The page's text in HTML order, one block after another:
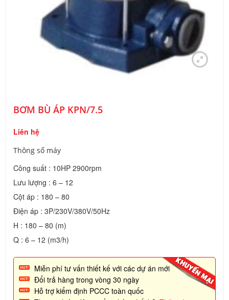
BƠM BÙ ÁP KPN/7.5
Liên hệ
Thông số máy
Công suất : 10HP 2900rpm
Lưu lượng : 6 – 12
Cột áp : 180 – 80
Điện áp : 3P/230V/380V/50Hz
H : 180 – 80 (m)
Q : 6 – 12 (m3/h)
Miễn phí tư vấn thiết kế với các dự án mới
Đổi trả hàng trong vòng 30 ngày
Hỗ trợ kiểm định PCCC toàn quốc